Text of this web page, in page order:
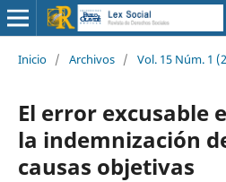
Inicio / Archivos / Vol. 15 Núm. 1
El error excusable
la indemnización
causas objetivas